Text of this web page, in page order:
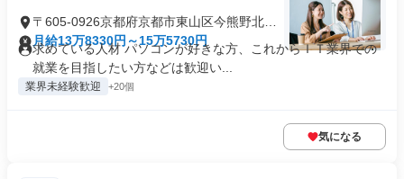
〒605-0926京都府京都市東山区今熊野北日
吉町
月給13万8330円～15万5730円
求めている人材 パソコンが好きな方、これからＩＴ業界での
就業を目指したい方などは歓迎い...
業界未経験歓迎 +20個
気になる